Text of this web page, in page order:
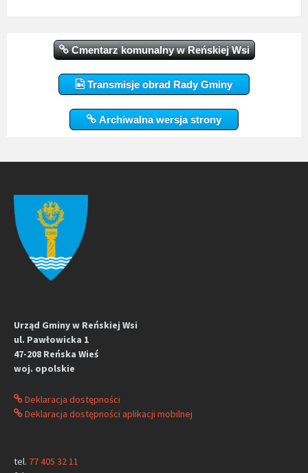
Cmentarz komunalny w Reńskiej Wsi
Transmisje obrad Rady Gminy
Archiwalna wersja strony
Urząd Gminy w Reńskiej Wsi
ul. Pawłowicka 1
47-208 Reńska Wieś
woj. opolskie
Deklaracja dostępności
Deklaracja dostępności aplikacji mobilnej
tel. 77 405 32 11